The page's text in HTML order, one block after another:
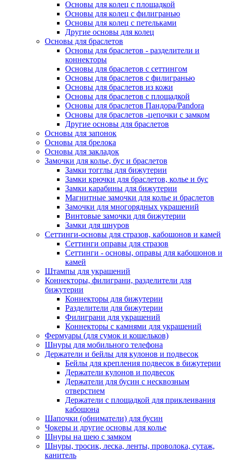
Основы для колец с площадкой
Основы для колец с филигранью
Основы для колец с петельками
Другие основы для колец
Основы для браслетов
Основы для браслетов - разделители и
коннекторы
Основы для браслетов с сеттингом
Основы для браслетов с филигранью
Основы для браслетов из кожи
Основы для браслетов с площадкой
Основы для браслетов Пандора/Pandora
Основы для браслетов -цепочки с замком
Другие основы для браслетов
Основы для запонок
Основы для брелока
Основы для закладок
Замочки для колье, бус и браслетов
Замки тогглы для бижутерии
Замки крючки для браслетов, колье и бус
Замки карабины для бижутерии
Магнитные замочки для колье и браслетов
Замочки для многорядных украшений
Винтовые замочки для бижутерии
Замки для шнуров
Сеттинги-основы для стразов, кабошонов и камей
Сеттинги оправы для стразов
Сеттинги - основы, оправы для кабошонов и
камей
Штампы для украшений
Коннекторы, филиграни, разделители для
бижутерии
Коннекторы для бижутерии
Разделители для бижутерии
Филиграни для украшений
Коннекторы с камнями для украшений
Фермуары (для сумок и кошельков)
Шнуры для мобильного телефона
Держатели и бейлы для кулонов и подвесок
Бейлы для крепления подвесок в бижутерии
Держатели кулонов и подвесок
Держатели для бусин с несквозным
отверстием
Держатели с площадкой для приклеивания
кабошона
Шапочки (обниматели) для бусин
Чокеры и другие основы для колье
Шнуры на шею с замком
Шнуры, тросик, леска, ленты, проволока, сутаж,
канитель